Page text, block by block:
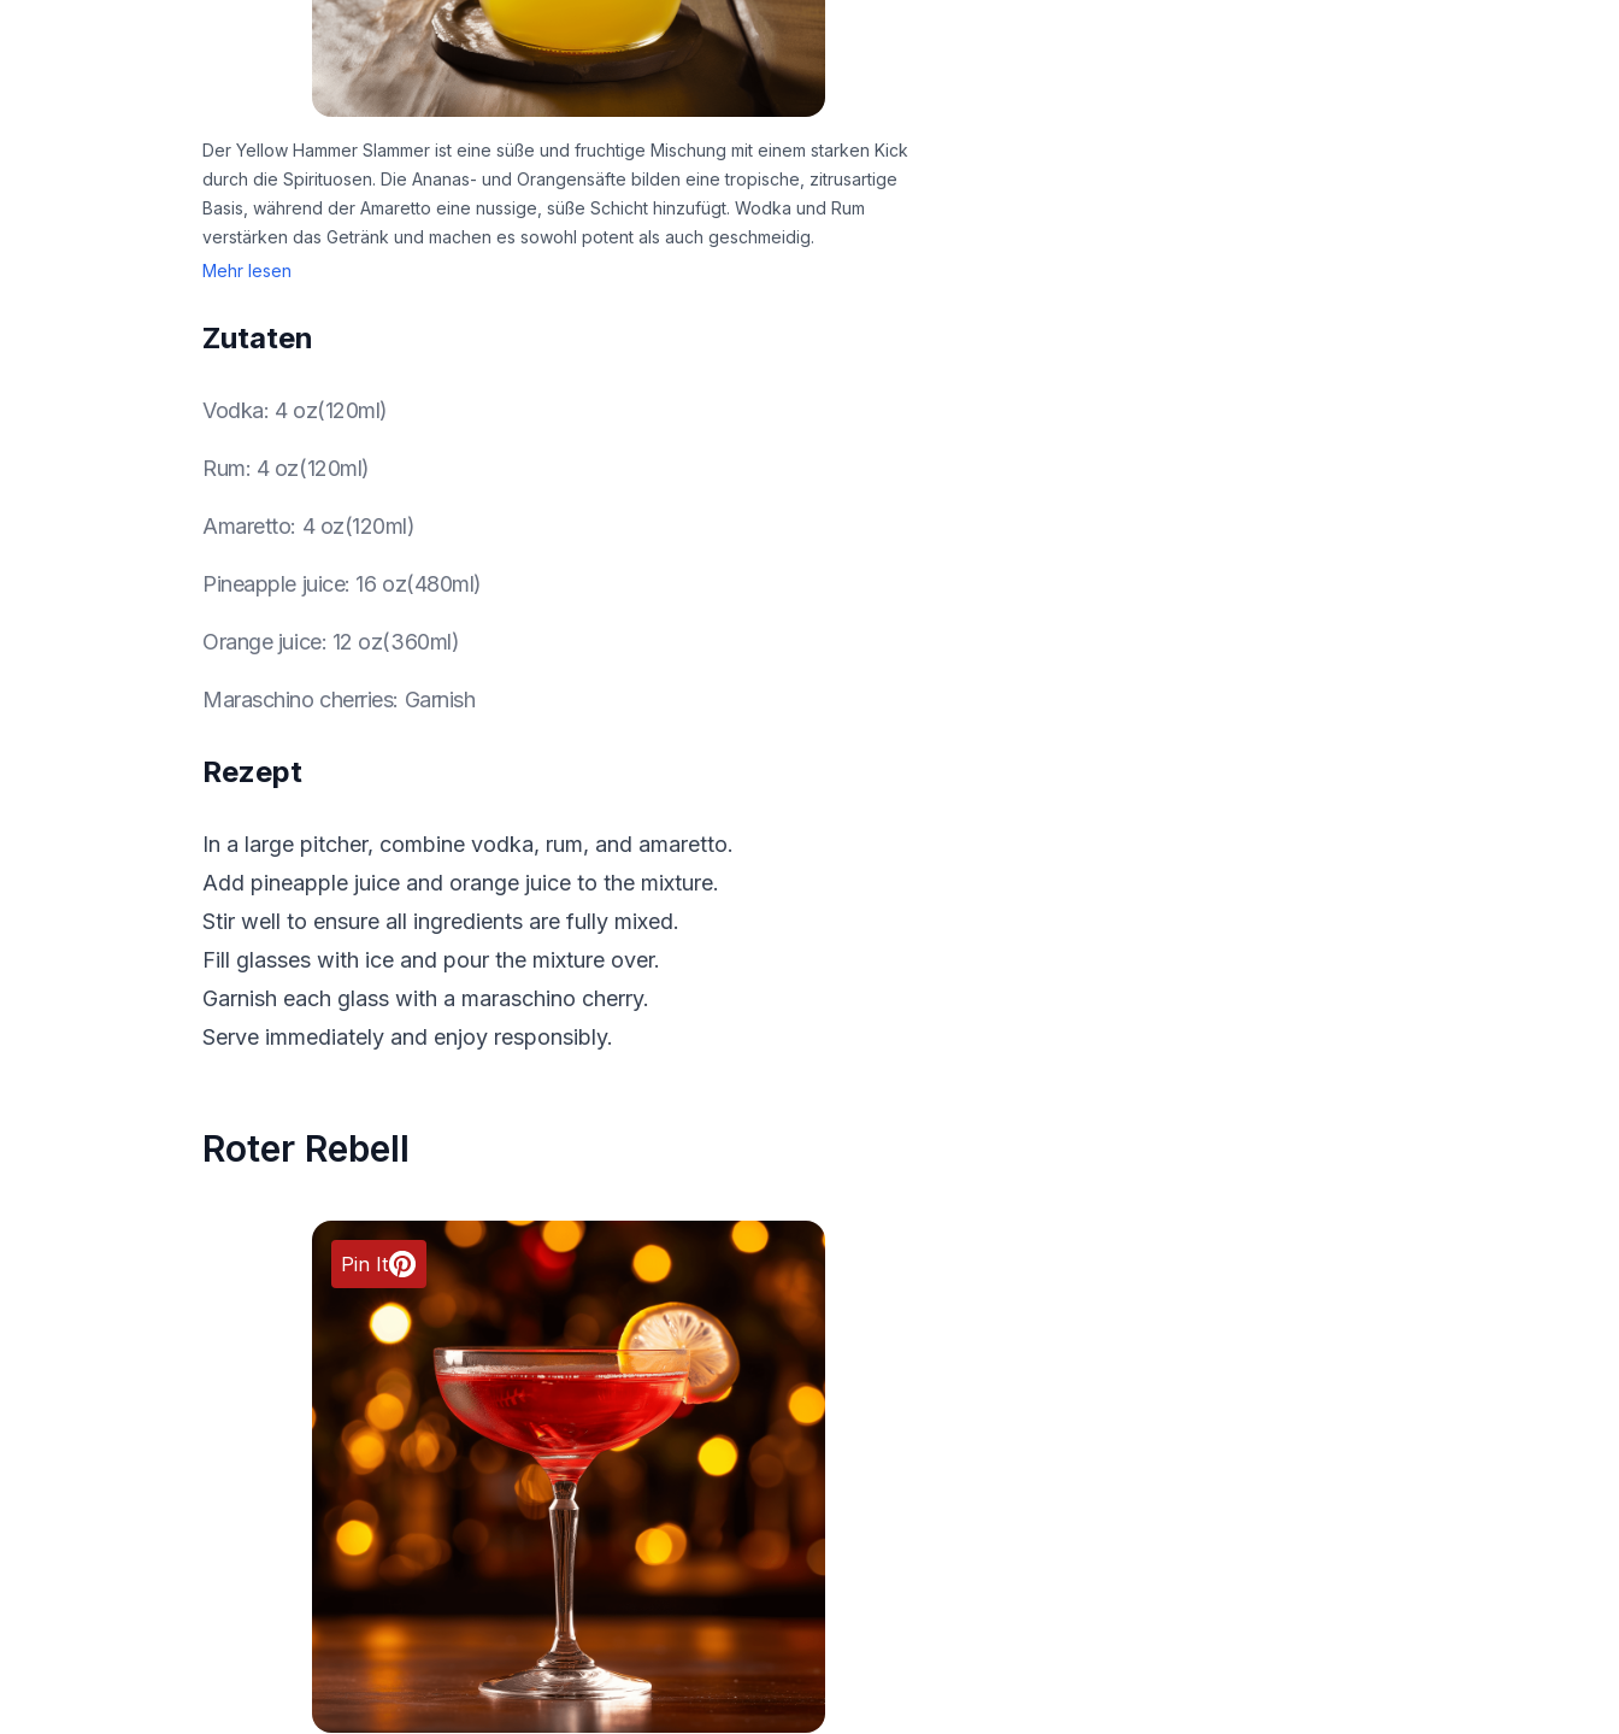
Der Yellow Hammer Slammer ist eine süße und fruchtige Mischung mit einem starken Kick
durch die Spirituosen. Die Ananas- und Orangensäfte bilden eine tropische, zitrusartige
Basis, während der Amaretto eine nussige, süße Schicht hinzufügt. Wodka und Rum
verstärken das Getränk und machen es sowohl potent als auch geschmeidig.
Mehr lesen
Zutaten
Vodka: 4 oz(120ml)
Rum: 4 oz(120ml)
Amaretto: 4 oz(120ml)
Pineapple juice: 16 oz(480ml)
Orange juice: 12 oz(360ml)
Maraschino cherries: Garnish
Rezept
In a large pitcher, combine vodka, rum, and amaretto.
Add pineapple juice and orange juice to the mixture.
Stir well to ensure all ingredients are fully mixed.
Fill glasses with ice and pour the mixture over.
Garnish each glass with a maraschino cherry.
Serve immediately and enjoy responsibly.
Roter Rebell
Pin It